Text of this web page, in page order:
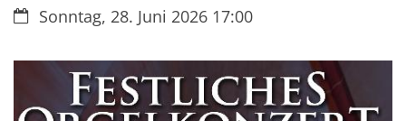
Datum:Sonntag, 28. Juni 2026 17:00